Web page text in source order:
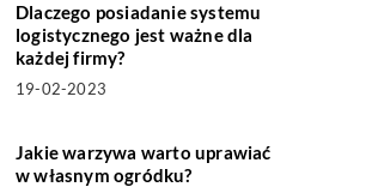
Dlaczego posiadanie systemu
logistycznego jest ważne dla
każdej firmy?
19-02-2023
Jakie warzywa warto uprawiać
w własnym ogródku?